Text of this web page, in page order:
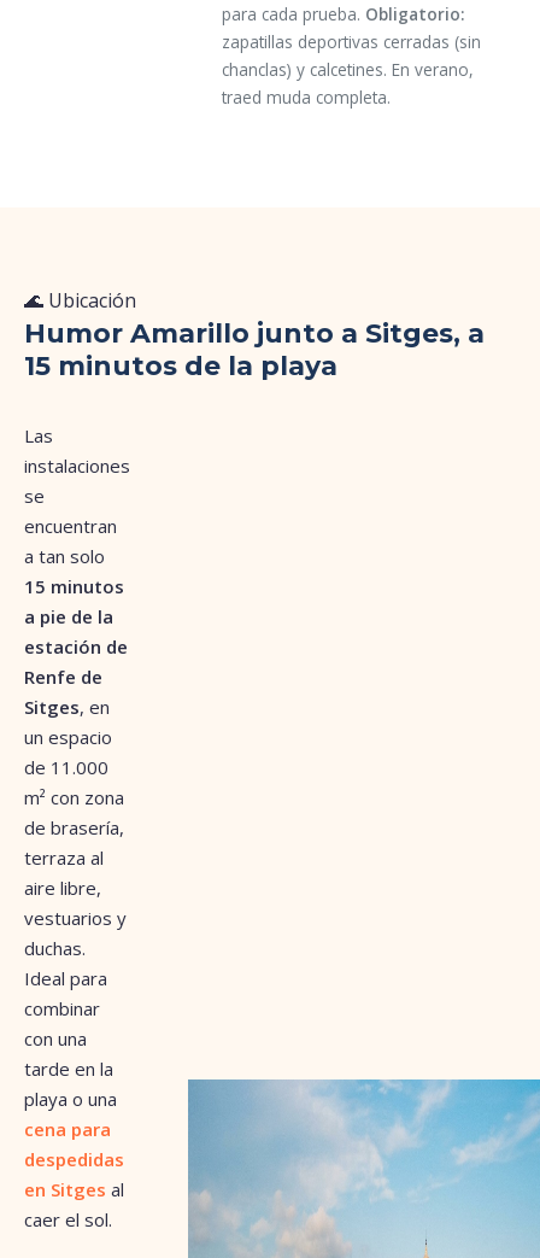
para cada prueba. Obligatorio:
zapatillas deportivas cerradas (sin
chanclas) y calcetines. En verano,
traed muda completa.
🌊 Ubicación
Humor Amarillo junto a Sitges, a
15 minutos de la playa
Las
instalaciones
se
encuentran
a tan solo
15 minutos
a pie de la
estación de
Renfe de
Sitges, en
un espacio
de 11.000
m² con zona
de brasería,
terraza al
aire libre,
vestuarios y
duchas.
Ideal para
combinar
con una
tarde en la
playa o una
cena para
despedidas
en Sitges al
caer el sol.